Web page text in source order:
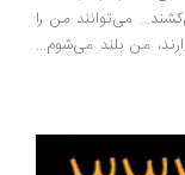
می‌توانند من را
بلند می‌شوم...